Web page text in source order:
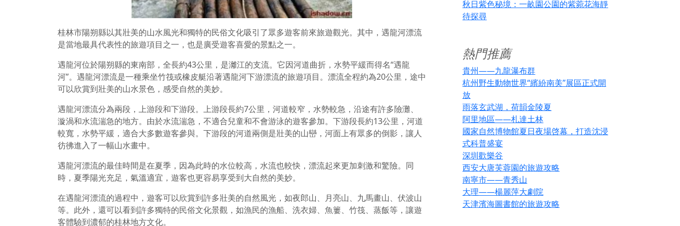
桂林市陽朔縣以其壯美的山水風光和獨特的民俗文化吸引了眾多遊客前來旅遊觀光。其中，遇龍河漂流
是當地最具代表性的旅遊項目之一，也是廣受遊客喜愛的景點之一。
遇龍河位於陽朔縣的東南部，全長約43公里，是灕江的支流。它因河道曲折，水勢平緩而得名“遇龍
河”。遇龍河漂流是一種乘坐竹筏或橡皮艇沿著遇龍河下游漂流的旅遊項目。漂流全程約為20公里，途中
可以欣賞到壯美的山水景色，感受自然的美妙。
遇龍河漂流分為兩段，上游段和下游段。上游段長約7公里，河道較窄，水勢較急，沿途有許多險灘、
漩渦和水流湍急的地方。由於水流湍急，不適合兒童和不會游泳的遊客參加。下游段長約13公里，河道
較寬，水勢平緩，適合大多數遊客參與。下游段的河道兩側是壯美的山巒，河面上有眾多的倒影，讓人
彷彿進入了一幅山水畫中。
遇龍河漂流的最佳時間是在夏季，因為此時的水位較高，水流也較快，漂流起來更加刺激和驚險。同
時，夏季陽光充足，氣溫適宜，遊客也更容易享受到大自然的美妙。
在遇龍河漂流的過程中，遊客可以欣賞到許多壯美的自然風光，如夜郎山、月亮山、九馬畫山、伏波山
等。此外，還可以看到許多獨特的民俗文化景觀，如漁民的漁船、洗衣婦、魚簍、竹筏、蒸飯等，讓遊
客體驗到濃郁的桂林地方文化。
秋日紫色秘境：一畝園公園的紫菀花海靜
待探尋
熱門推薦
貴州——九龍瀑布群
杭州野生動物世界“繽紛南美”展區正式開
放
雨落玄武湖，荷韻金陵夏
阿里地區——札達土林
國家自然博物館夏日夜場啓幕，打造沈浸
式科普盛宴
深圳歡樂谷
西安大唐芙蓉園的旅遊攻略
南寧市——青秀山
大理——楊麗萍大劇院
天津濱海圖書館的旅遊攻略